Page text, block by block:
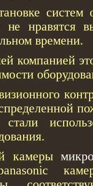
систем
нравятся
времени.
компанией
камеры